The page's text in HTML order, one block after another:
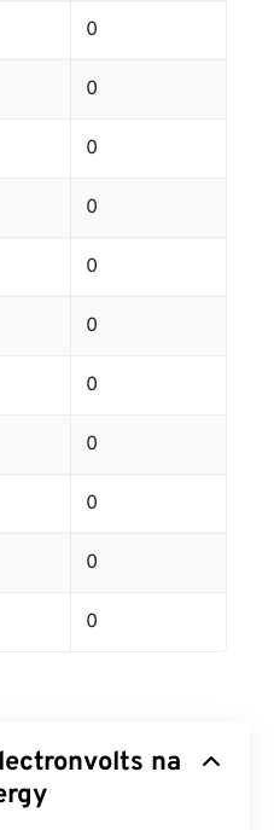
0
0
0
0
0
0
0
0
0
0
0
na